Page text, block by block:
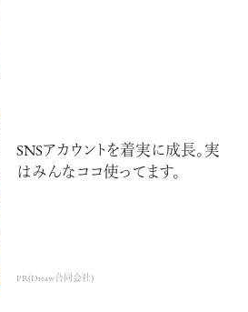
SNSアカウントを着実に成長。実
はみんなココ使ってます。
PR(Dreaw合同会社)